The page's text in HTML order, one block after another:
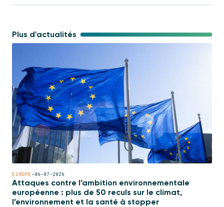
Plus d'actualités
EUROPE • 06-07-2026
Attaques contre l’ambition environnementale
européenne : plus de 50 reculs sur le climat,
l’environnement et la santé à stopper